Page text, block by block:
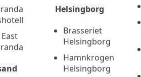
Helsingborg
Brasseriet
Helsingborg
Hamnkrogen
Helsingborg